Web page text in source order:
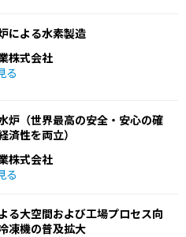
による水素製造
株式会社
る
炉（世界最高の安全・安心の確
済性を両立）
株式会社
る
る大空間および工場プロセス向
凍機の普及拡大